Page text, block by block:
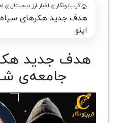
کریپتونگار اخبار ارز دیجیتال
هدف جدید هکرهای
اینو
هدف جدید
جامعه‌ی